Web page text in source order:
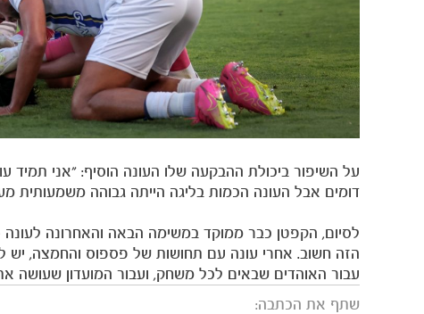
על השיפור ביכולת ההבקעה שלו העונה הוסיף: "אני
דומים אבל העונה הכמות בליגה הייתה גבוהה משמעותית
לסיום, הקפטן כבר ממוקד במשימה הבאה והאחרונה
הזה חשוב. אחרי עונה עם תחושות של פספוס והחמצה, יש
עבור האוהדים שבאים לכל משחק, ועבור המועדון שעושה
שתף את הכתבה: